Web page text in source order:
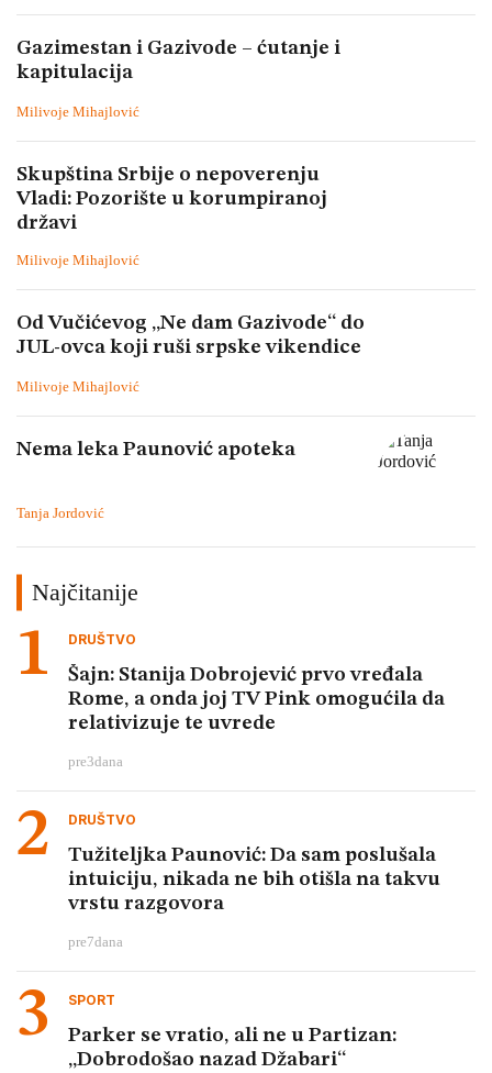
Gazimestan i Gazivode – ćutanje i
kapitulacija
Milivoje Mihajlović
Skupština Srbije o nepoverenju
Vladi: Pozorište u korumpiranoj
državi
Milivoje Mihajlović
Od Vučićevog „Ne dam Gazivode“ do
JUL-ovca koji ruši srpske vikendice
Milivoje Mihajlović
Nema leka Paunović apoteka
Tanja Jordović
Najčitanije
DRUŠTVO
Šajn: Stanija Dobrojević prvo vređala
Rome, a onda joj TV Pink omogućila da
relativizuje te uvrede
pre3dana
DRUŠTVO
Tužiteljka Paunović: Da sam poslušala
intuiciju, nikada ne bih otišla na takvu
vrstu razgovora
pre7dana
SPORT
Parker se vratio, ali ne u Partizan:
„Dobrodošao nazad Džabari“